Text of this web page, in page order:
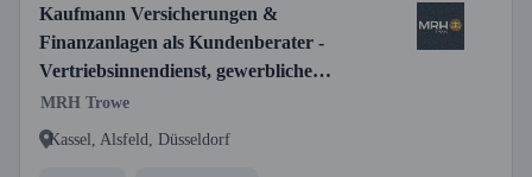
Kaufmann Versicherungen &
Finanzanlagen als Kundenberater -
Vertriebsinnendienst, gewerbliche
Versicherungen (w/m/d)
MRH Trowe
Kassel, Alsfeld, Düsseldorf